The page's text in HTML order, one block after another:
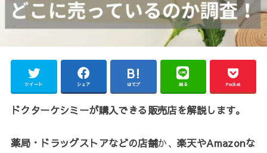
ツイート シェア はてブ 送る Pocket
ドクターケシミーが購入できる販売店を解説します。
薬局・ドラッグストアなどの店舗か、 楽天やAmazonな